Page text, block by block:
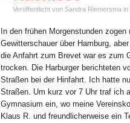
Veröffentlicht von Sandra Riemersma in
In den frühen Morgenstunden zogen
Gewitterschauer über Hamburg,
die Anfahrt zum Brevet war es zum
trocken. Die Harburger berichteten
Straßen bei der Hinfahrt. Ich hatte
Straßen. Um kurz vor 7 Uhr traf ich
Gymnasium ein, wo meine
Klaus R. und freundlicherweise ein